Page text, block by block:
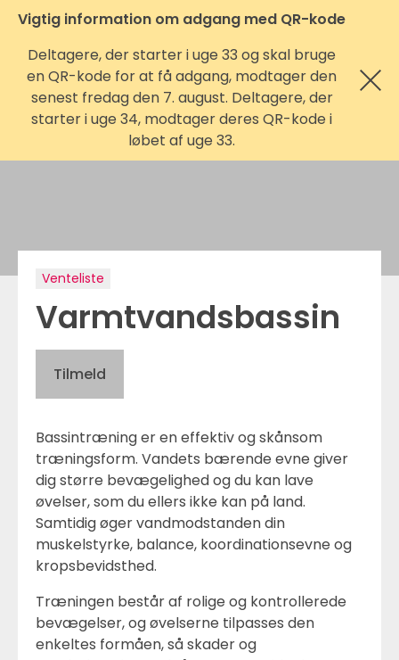
Vigtig information om adgang med QR-kode
Deltagere, der starter i uge 33 og skal bruge
en QR-kode for at få adgang, modtager den
senest fredag den 7. august. Deltagere, der
starter i uge 34, modtager deres QR-kode i
løbet af uge 33.
Venteliste
Varmtvandsbassin
Tilmeld
Bassintræning er en effektiv og skånsom
træningsform. Vandets bærende evne giver
dig større bevægelighed og du kan lave
øvelser, som du ellers ikke kan på land.
Samtidig øger vandmodstanden din
muskelstyrke, balance, koordinationsevne og
kropsbevidsthed.
Træningen består af rolige og kontrollerede
bevægelser, og øvelserne tilpasses den
enkeltes formåen, så skader og